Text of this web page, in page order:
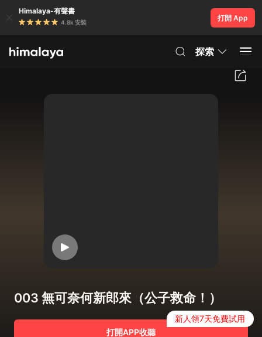
Himalaya-有聲書
4.8k 安裝
打開 App
探索
003 無可奈何新郎來（公子救命！）
打開APP收聽
新人領7天免費試用